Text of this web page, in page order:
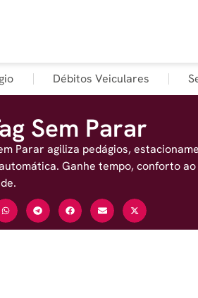
Débitos Veiculares
Sem Parar
Parar agiliza pedágios,
Ganhe tempo, conforto